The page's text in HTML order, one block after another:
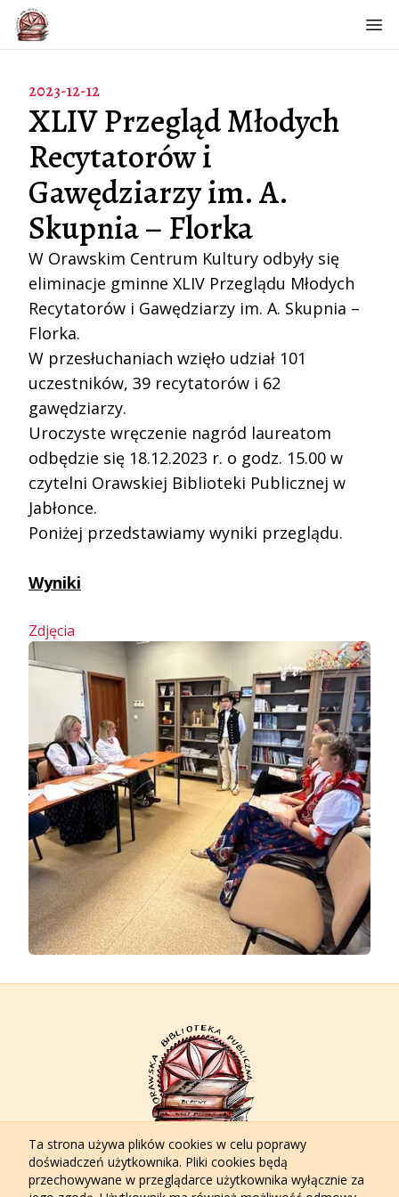
Ta strona używa plików cookies w celu poprawy
doświadczeń użytkownika. Pliki cookies będą
przechowywane w przeglądarce użytkownika wyłącznie za
2023-12-12
XLIV Przegląd Młodych
Recytatorów i
Gawędziarzy im. A.
Skupnia – Florka
W Orawskim Centrum Kultury odbyły się
eliminacje gminne XLIV Przeglądu Młodych
Recytatorów i Gawędziarzy im. A. Skupnia –
Florka.
W przesłuchaniach wzięło udział 101
uczestników, 39 recytatorów i 62
gawędziarzy.
Uroczyste wręczenie nagród laureatom
odbędzie się 18.12.2023 r. o godz. 15.00 w
czytelni Orawskiej Biblioteki Publicznej w
Jabłonce.
Poniżej przedstawiamy wyniki przeglądu.
Wyniki
Zdjęcia
Strona główna AktualnościO biblioteceFilie
Dla czytelnikówPolecane Kontakt